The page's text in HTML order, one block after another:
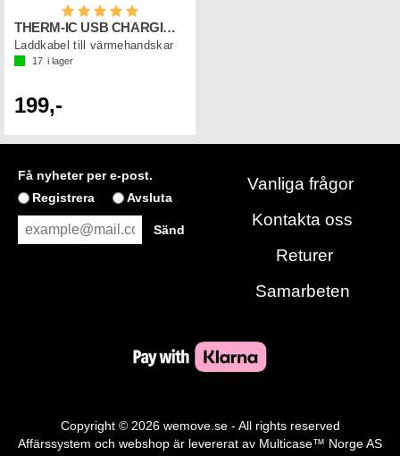
Betyg:
THERM-IC USB CHARGING CABLE POWERGLOVES
Laddkabel till värmehandskar
17 i lager
199,-
Få nyheter per e-post.
Registrera
Avsluta
Vanliga frågor
Kontakta oss
Returer
Samarbeten
Copyright © 2026 wemove.se - All rights reserved
Affärssystem och webshop är levererat av Multicase™ Norge AS